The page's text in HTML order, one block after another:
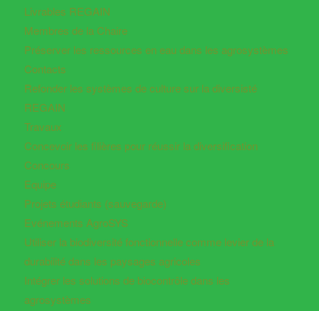
Livrables REGAIN
Membres de la Chaire
Préserver les ressources en eau dans les agrosystèmes
Contacts
Refonder les systèmes de culture sur la diversisté
REGAIN
Travaux
Concevoir les filières pour réussir la diversification
Concours
Equipe
Projets étudiants (sauvegarde)
Evénements AgroSYS
Utiliser la biodiversité fonctionnelle comme levier de la
durabilité dans les paysages agricoles
Intégrer les solutions de biocontrôle dans les
agrosystèmes